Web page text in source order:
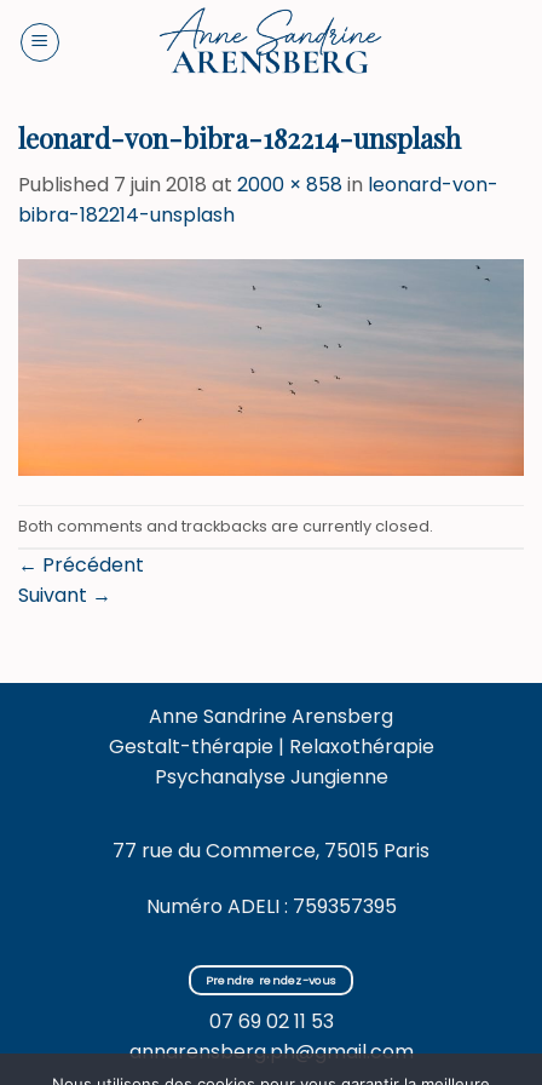
leonard-von-bibra-182214-unsplash
Published 7 juin 2018 at 2000 × 858in leonard-von-
bibra-182214-unsplash
Both comments and trackbacks are currently closed.
← Précédent
Suivant →
Anne Sandrine Arensberg
Gestalt-thérapie | Relaxothérapie
Psychanalyse Jungienne
77 rue du Commerce, 75015 Paris
Numéro ADELI : 759357395
Prendre rendez-vous
07 69 02 11 53
annarensberg.ph@gmail.com